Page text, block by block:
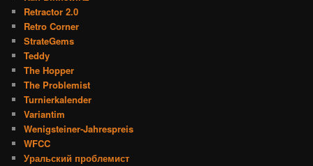
Retractor 2.0
Retro Corner
StrateGems
Teddy
The Hopper
The Problemist
Turnierkalender
Variantim
Wenigsteiner-Jahrespreis
WFCC
Уральский проблемист